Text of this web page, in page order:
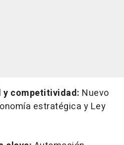
y competitividad: Nuevo
estratégica y Ley